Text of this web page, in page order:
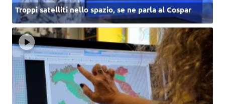
Troppi satelliti nello spazio, se ne parla al Cospar